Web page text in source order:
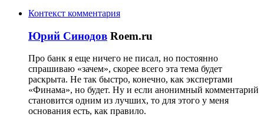
Контекст комментария
Юрий Синодов Roem.ru
Про банк я еще ничего не писал, но постоянно
спрашиваю «зачем», скорее всего эта тема будет
раскрыта. Не так быстро, конечно, как экспертами
«Финама», но будет. Ну и если анонимный комментарий
становится одним из лучших, то для этого у меня
основания есть, как правило.